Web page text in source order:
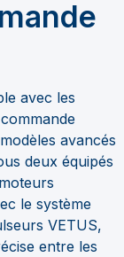
avec les
avancés
deux équipés
le système
VETUS,
entre les